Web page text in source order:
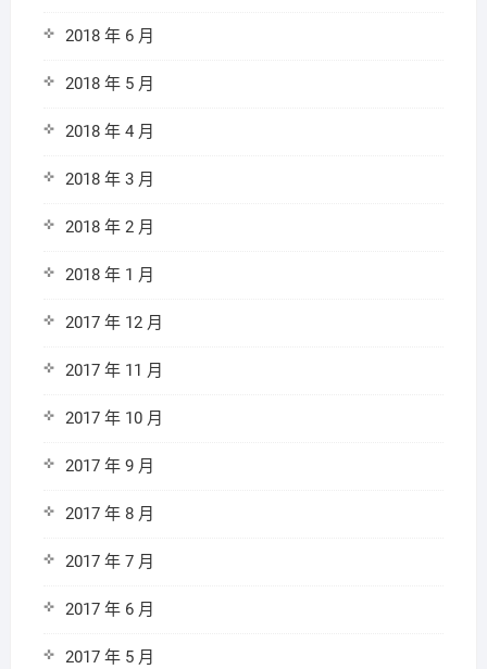
2018 年 6 月
2018 年 5 月
2018 年 4 月
2018 年 3 月
2018 年 2 月
2018 年 1 月
2017 年 12 月
2017 年 11 月
2017 年 10 月
2017 年 9 月
2017 年 8 月
2017 年 7 月
2017 年 6 月
2017 年 5 月